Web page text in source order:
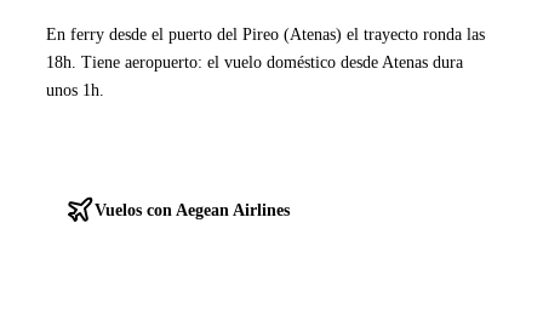
En ferry desde el puerto del Pireo (Atenas) el trayecto ronda las
18h. Tiene aeropuerto: el vuelo doméstico desde Atenas dura
unos 1h.
Vuelos con Aegean Airlines